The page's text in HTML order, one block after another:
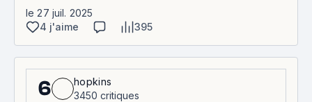
le 27 juil. 2025
4 j'aime
395
6
hopkins
3450 critiques